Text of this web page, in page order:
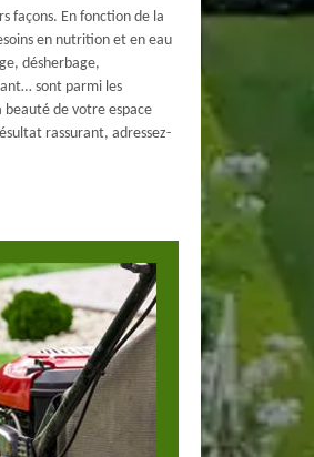
façons. En fonction de la
en nutrition et en eau
désherbage,
sont parmi les
beauté de votre espace
rassurant, adressez-